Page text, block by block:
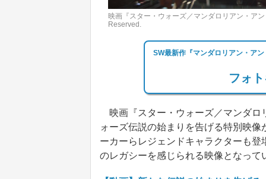
映画『スター・ウォーズ／マンダロリアン・ア
Reserved.
SW最新作『マンダロリアン・ア
フォ
映画『スター・ウォーズ／マンダロ
ォーズ伝説の始まりを告げる特別映
ーカーらレジェンドキャラクターも
のレガシーを感じられる映像となって